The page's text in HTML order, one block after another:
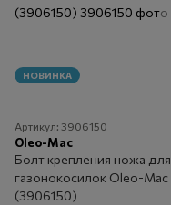
НОВИНКА
Артикул: 3906150
Oleo-Mac
Болт крепления ножа для
газонокосилок Oleo-Mac
(3906150)